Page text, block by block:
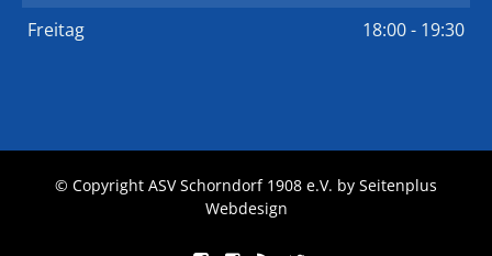
Freitag
18:00 - 19:30
© Copyright ASV Schorndorf 1908 e.V. by Seitenplus
Webdesign